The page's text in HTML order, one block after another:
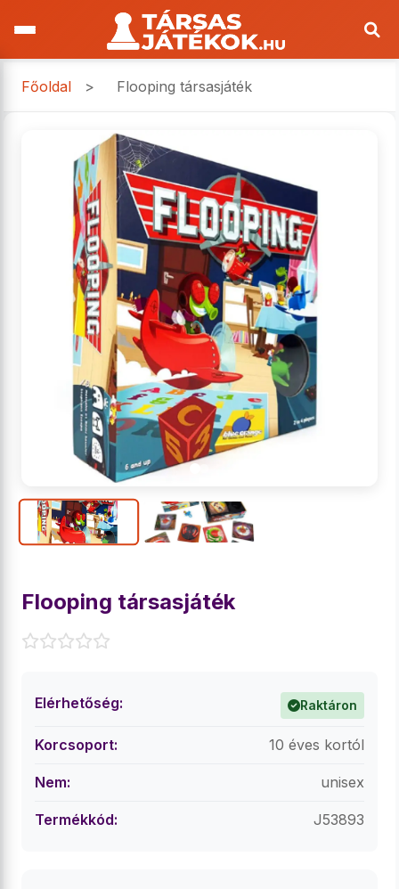
Főoldal > Flooping társasjáték
Flooping társasjáték
Elérhetőség: Raktáron
Korcsoport: 10 éves kortól
Nem: unisex
Termékkód: J53893